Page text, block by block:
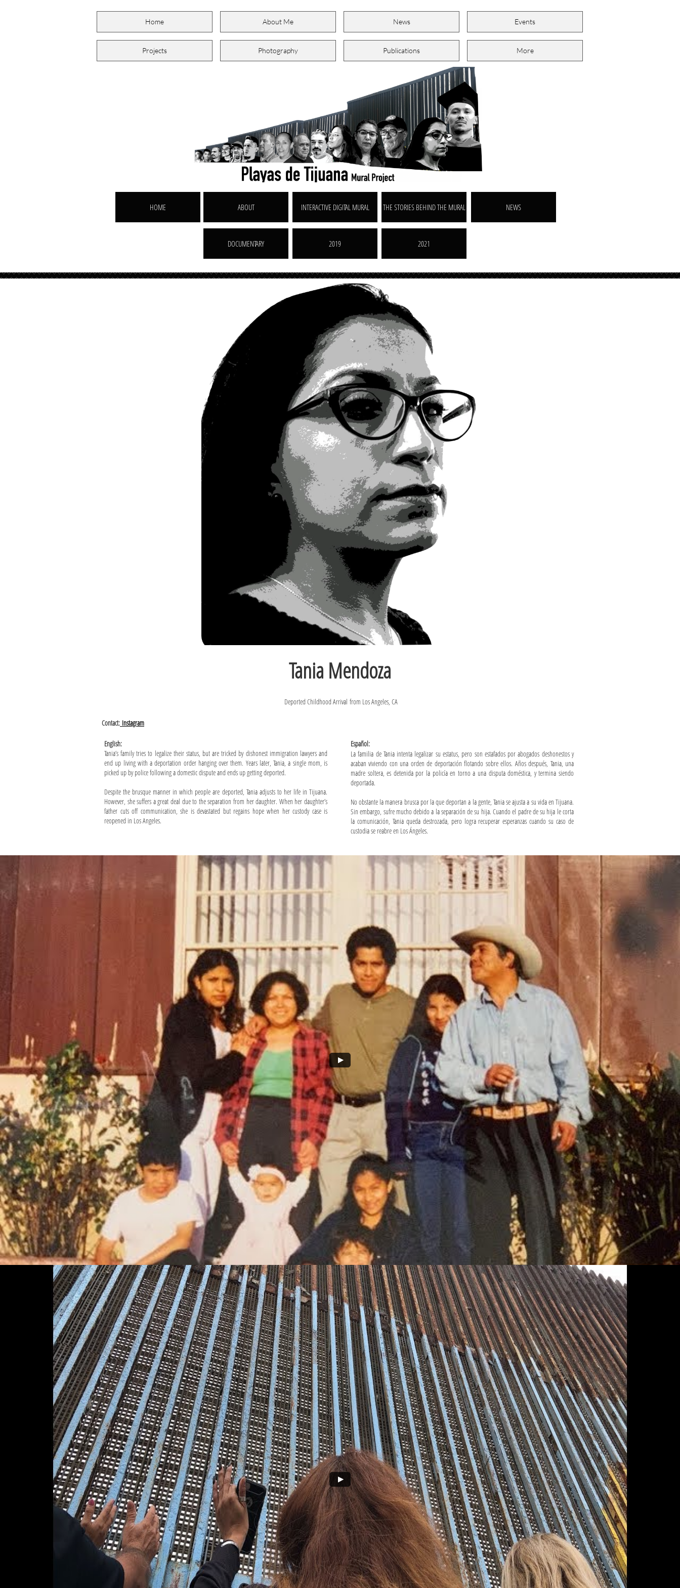
Home About Me News Events
Projects Photography Publications More
HOME ABOUT INTERACTIVE DIGITAL MURAL NEWS
THE STORIES BEHIND THE MURAL
DOCUMENTARY 2019 2021
Tania Mendoza
Deported Childhood Arrival from Los Angeles, CA
Contact: Instagram
English:
Tania’s family tries to legalize their status, but are tricked by dishonest immigration lawyers and
end up living with a deportation order hanging over them. Years later, Tania, a single mom, is
picked up by police following a domestic dispute and ends up getting deported.
Despite the brusque manner in which people are deported, Tania adjusts to her life in Tijuana.
However, she suffers a great deal due to the separation from her daughter. When her daughter’s
father cuts off communication, she is devastated but regains hope when her custody case is
reopened in Los Angeles.
Español:​​​
La familia de Tania intenta legalizar su estatus, pero son estafados por abogados deshonestos y
acaban viviendo con una orden de deportación flotando sobre ellos. Años después, Tania, una
madre soltera, es detenida por la policía en torno a una disputa doméstica, y termina siendo
deportada.
No obstante la manera brusca por la que deportan a la gente, Tania se ajusta a su vida en Tijuana.
Sin embargo, sufre mucho debido a la separación de su hija. Cuando el padre de su hija le corta
la comunicación, Tania queda destrozada, pero logra recuperar esperanzas cuando su caso de
custodia se reabre en Los Ángeles.